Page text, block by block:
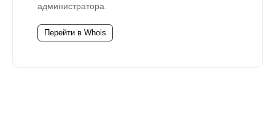
администратора.
Перейти в Whois